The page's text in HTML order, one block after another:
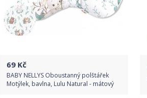
69 Kč
BABY NELLYS Oboustanný polštářek
Motýlek, bavlna, Lulu Natural - mátový